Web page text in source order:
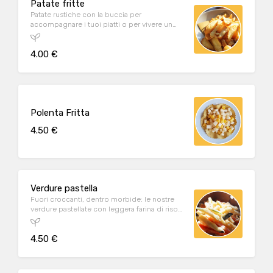
Patate fritte
Patate rustiche con la buccia per
accompagnare i tuoi piatti o per vivere un
piccolo momento di piacere.
4.00 €
Polenta Fritta
4.50 €
Verdure pastella
Fuori croccanti, dentro morbide: le nostre
verdure pastellate con leggera farina di riso
piacciono a grandi e bambini!
4.50 €